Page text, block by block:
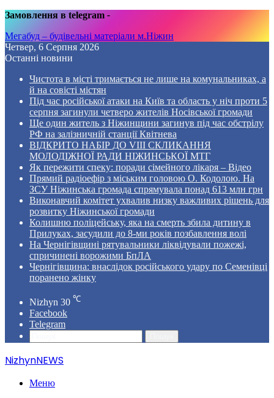
Замовлення в telegram -
Мегабуд – будівельні матеріали м.Ніжин
Четвер, 6 Серпня 2026
Останні новини
Чистота в місті тримається не лише на комунальниках, а
й на совісті містян
Під час російської атаки на Київ та область у ніч проти 5
серпня загинули четверо жителів Носівської громади
Ще один житель з Ніжинщини загинув під час обстрілу
РФ на залізничній станції Квітнева
ВІДКРИТО НАБІР ДО VIII СКЛИКАННЯ
МОЛОДІЖНОЇ РАДИ НІЖИНСЬКОЇ МТГ
Як пережити спеку: поради сімейного лікаря – Відео
Прямий радіоефір з міським головою О. Кодолою. На
ЗСУ Ніжинська громада спрямувала понад 613 млн грн
Виконавчий комітет ухвалив низку важливих рішень для
розвитку Ніжинської громади
Колишню поліцейську, яка на смерть збила дитину в
Прилуках, засудили до 8-ми років позбавлення волі
На Чернігівщині рятувальники ліквідували пожежі,
спричинені ворожими БпЛА
Чернігівщина: внаслідок російського удару по Семенівці
поранено жінку
Nizhyn 30 ℃
Facebook
Telegram
NizhynNEWS
Меню